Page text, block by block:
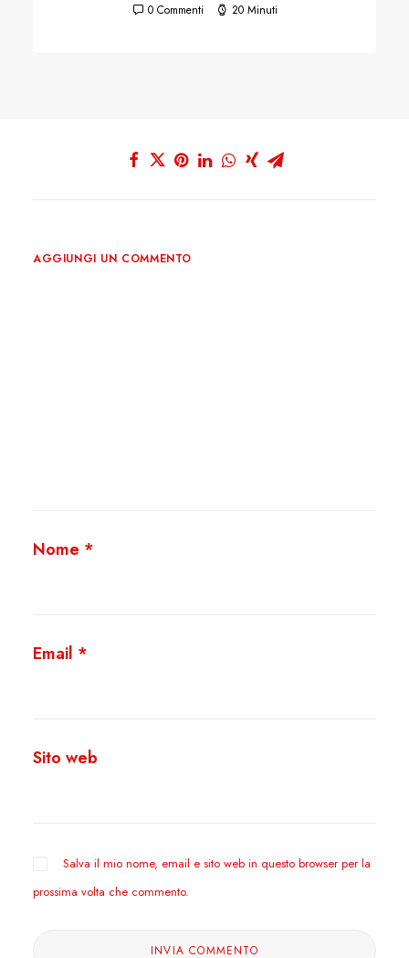
0 Commenti 20 Minuti
AGGIUNGI UN COMMENTO
Nome *
Email *
Sito web
Salva il mio nome, email e sito web in questo browser per la
prossima volta che commento.